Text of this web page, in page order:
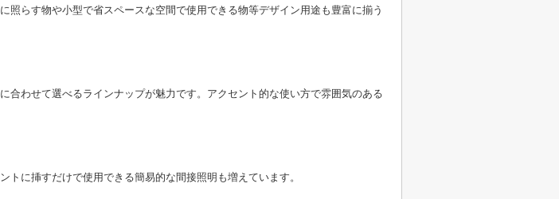
らす物や小型で省スペースな空間で使用できる物等デザイン用途も豊富に揃う
わせて選べるラインナップが魅力です。アクセント的な使い方で雰囲気のある
に挿すだけで使用できる簡易的な間接照明も増えています。